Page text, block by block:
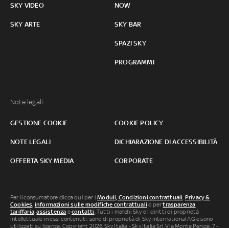
SKY VIDEO
SKY ARTE
NOW
SKY BAR
SPAZI SKY
PROGRAMMI
Note legali:
GESTIONE COOKIE COOKIE POLICY
NOTE LEGALI DICHIARAZIONE DI ACCESSIBILITÀ
OFFERTA SKY MEDIA CORPORATE
Per il consumatore clicca qui per iModuli, Condizioni contrattuali, Privacy &
Cookies, informazioni sulle modifiche contrattuali o pertrasparenza
tariffaria,assistenza econtatti. Tutti i marchi Sky e i diritti di proprietà
intellettuale in essi contenuti, sono di proprietà di Sky international AG e sono
utilizzati su licenza. Copyright 2026 Sky Italia - Sky Italia Srl Via Monte Penice, 7 -